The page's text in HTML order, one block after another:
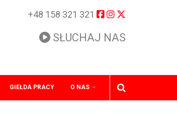
+48 158 321 321
SŁUCHAJ NAS
GIEŁDA PRACY O NAS